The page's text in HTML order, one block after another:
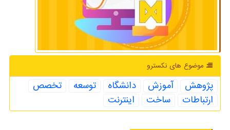
موضوع های نكسترو
پژوهش آموزش دانشگاه توسعه
تخصص
ارتباطات
ساخت اینترنت